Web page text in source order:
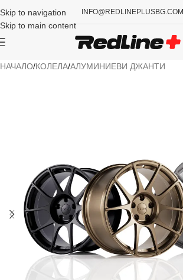
Skip to navigation
Skip to main content
INFO@REDLINEPLUSBG.COM
НАЧАЛО/КОЛЕЛА/АЛУМИНИЕВИ ДЖАНТИ